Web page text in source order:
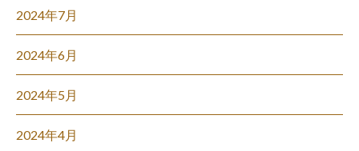
2024年7月
2024年6月
2024年5月
2024年4月